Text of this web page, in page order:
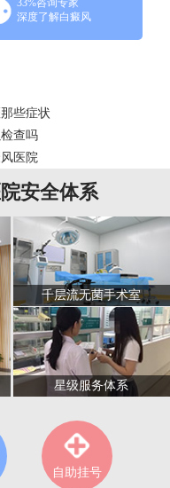
33%咨询专家
深度了解白癜风
些症状
查吗
医院
安全体系
千层流无菌手术室
星级服务体系
自助挂号